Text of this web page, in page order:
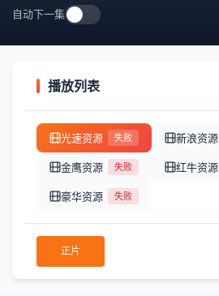
自动下一集
播放列表
光速资源 失败 新浪资源
金鹰资源 失败 红牛资源
豪华资源 失败
正片